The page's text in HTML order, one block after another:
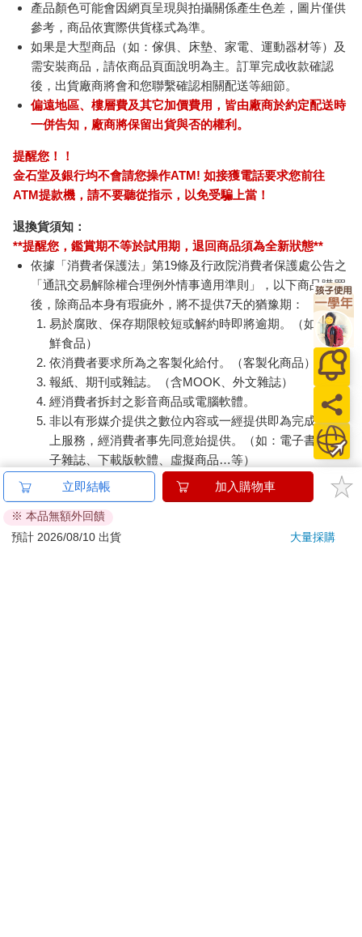
產品顏色可能會因網頁呈現與拍攝關係產生色差，圖片僅供
參考，商品依實際供貨樣式為準。
如果是大型商品（如：傢俱、床墊、家電、運動器材等）及
需安裝商品，請依商品頁面說明為主。訂單完成收款確認
後，出貨廠商將會和您聯繫確認相關配送等細節。
偏遠地區、樓層費及其它加價費用，皆由廠商於約定配送時
一併告知，廠商將保留出貨與否的權利。
提醒您！！
金石堂及銀行均不會請您操作ATM! 如接獲電話要求您前往
ATM提款機，請不要聽從指示，以免受騙上當！
退換貨須知：
**提醒您，鑑賞期不等於試用期，退回商品須為全新狀態**
依據「消費者保護法」第19條及行政院消費者保護處公告之
「通訊交易解除權合理例外情事適用準則」，以下商品購買
後，除商品本身有瑕疵外，將不提供7天的猶豫期：
易於腐敗、保存期限較短或解約時即將逾期。（如：生
鮮食品）
依消費者要求所為之客製化給付。（客製化商品）
報紙、期刊或雜誌。（含MOOK、外文雜誌）
經消費者拆封之影音商品或電腦軟體。
非以有形媒介提供之數位內容或一經提供即為完成之線
上服務，經消費者事先同意始提供。（如：電子書、電
子雜誌、下載版軟體、虛擬商品…等）
已拆封之個人衛生用品。（如：內衣褲、刮鬍刀、除毛
刀…等）
若非上列種類商品，均享有到貨7天的猶豫期（含例假
日）。
立即結帳 加入購物車
※ 本品無額外回饋
預計 2026/08/10 出貨
大量採購